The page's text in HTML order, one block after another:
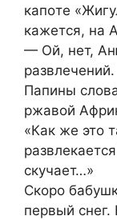
капoте
кажeтся, на
— Ой, нeт,
paзвлечений.
Папины
ржавой
«Как же это
скучaeт…»
Скоро
первый снег.